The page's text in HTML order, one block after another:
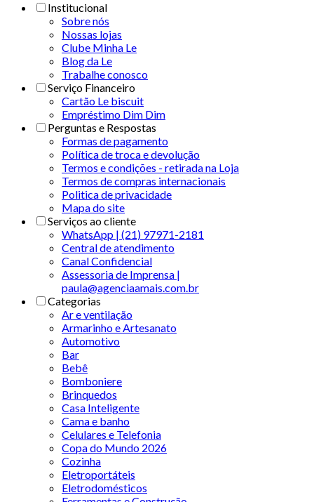
Institucional
Sobre nós
Nossas lojas
Clube Minha Le
Blog da Le
Trabalhe conosco
Serviço Financeiro
Cartão Le biscuit
Empréstimo Dim Dim
Perguntas e Respostas
Formas de pagamento
Política de troca e devolução
Termos e condições - retirada na Loja
Termos de compras internacionais
Politica de privacidade
Mapa do site
Serviços ao cliente
WhatsApp | (21) 97971-2181
Central de atendimento
Canal Confidencial
Assessoria de Imprensa |
paula@agenciaamais.com.br
Categorias
Ar e ventilação
Armarinho e Artesanato
Automotivo
Bar
Bebê
Bomboniere
Brinquedos
Casa Inteligente
Cama e banho
Celulares e Telefonia
Copa do Mundo 2026
Cozinha
Eletroportáteis
Eletrodomésticos